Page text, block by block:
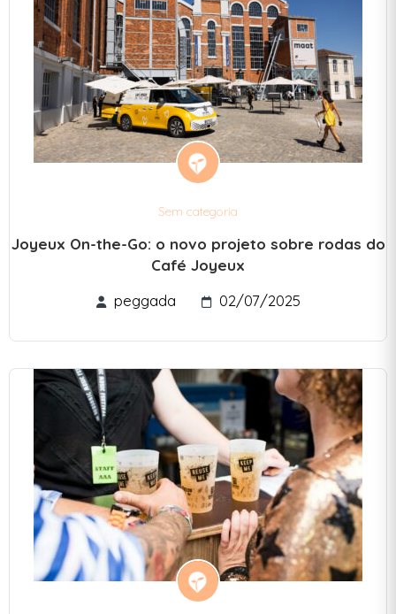
Sem categoria
Joyeux On-the-Go: o novo projeto sobre rodas do
Café Joyeux
peggada
02/07/2025